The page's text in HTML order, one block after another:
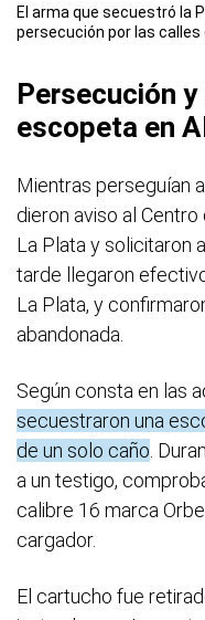
El arma que secuestró la
persecución por las calles
Persecución
escopeta en
Mientras perseguían
dieron aviso al
La Plata y solicitaron
tarde llegaron
La Plata, y
abandonada.
Según consta en las
secuestraron una
de un solo caño .
a un testigo,
calibre 16 marca
cargador.
El cartucho fue